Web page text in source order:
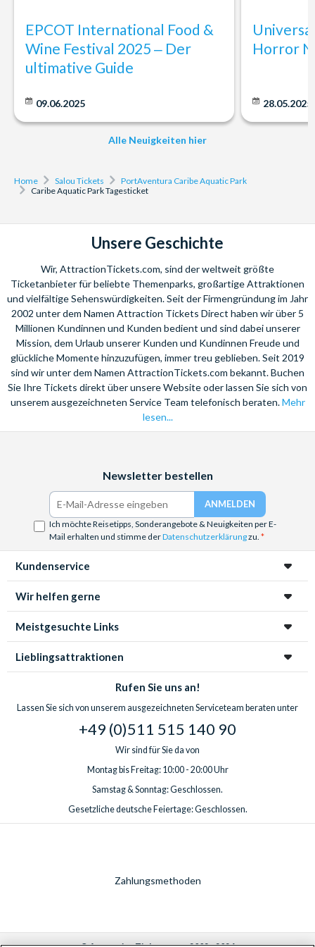
eigene Lagune gebaut, in der sich die Kleinen auf ein
authentisches Erlebnis einlassen können, bei dem
Langeweile keinen Platz hat. Tauchen Sie ein in
Standort
von PortAventura World, in Tarragona, Costa Dorado. Der
Minuten vom Flughafen Reus entfernt.
Der PortAventura Caribe Aquatic Park öffnet in der Regel um
EPCOT International Food &
Wine Festival 2025 ‒ Der
ultimative Guide
09.06.2025
Horror
28.05.2025
Alle Neuigkeiten hier
Home Salou Tickets
PortAventura Caribe Aquatic Park
Caribe Aquatic Park Tagesticket
Unsere Geschichte
Wir, AttractionTickets.com, sind der weltweit größte
Ticketanbieter für beliebte Themenparks, großartige Attraktionen
und vielfältige Sehenswürdigkeiten. Seit der Firmengründung im Jahr
2002 unter dem Namen Attraction Tickets Direct haben wir über 5
Millionen Kundinnen und Kunden bedient und sind dabei unserer
Mission, dem Urlaub unserer Kunden und Kundinnen Freude und
glückliche Momente hinzuzufügen, immer treu geblieben. Seit 2019
sind wir unter dem Namen AttractionTickets.com bekannt. Buchen
Sie Ihre Tickets direkt über unsere Website oder lassen Sie sich von
unserem ausgezeichneten Service Team telefonisch beraten.Mehr
lesen...
Newsletter bestellen
Ich möchte Reisetipps, Sonderangebote & Neuigkeiten per E-
Mail erhalten und stimme derDatenschutzerklärungzu.
Kundenservice
Wir helfen gerne
Meistgesuchte Links
Lieblingsattraktionen
Rufen Sie uns an!
Lassen Sie sich von unserem ausgezeichneten Serviceteam beraten unter
+49 (0)511 515 140 90
Wir sind für Sie da von
Montag bis Freitag: 10:00 - 20:00 Uhr
Samstag & Sonntag: Geschlossen.
Gesetzliche deutsche Feiertage: Geschlossen.
Zahlungsmethoden